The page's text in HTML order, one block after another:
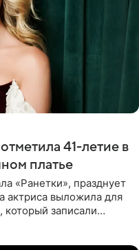
41-летие в
платье
«Ранетки», празднует
актриса выложила для
записали